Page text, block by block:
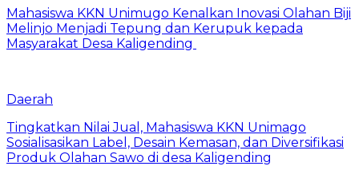
Mahasiswa KKN Unimugo Kenalkan Inovasi Olahan Biji
Melinjo Menjadi Tepung dan Kerupuk kepada
Masyarakat Desa Kaligending
Daerah
Tingkatkan Nilai Jual, Mahasiswa KKN Unimago
Sosialisasikan Label, Desain Kemasan, dan Diversifikasi
Produk Olahan Sawo di desa Kaligending